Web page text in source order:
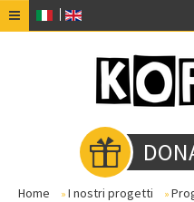
INSIEME A NOI
AMICI
Home » I nostri progetti »